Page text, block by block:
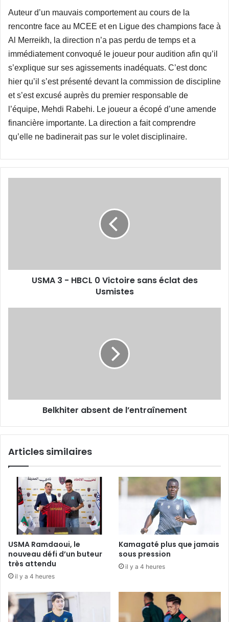
Auteur d’un mauvais comportement au cours de la
rencontre face au MCEE et en Ligue des champions face à
Al Merreikh, la direction n’a pas perdu de temps et a
immédiatement convoqué le joueur pour audition afin qu’il
s’explique sur ses agissements inadéquats. C’est donc
hier qu’il s’est présenté devant la commission de discipline
et s’est excusé auprès du premier responsable de
l’équipe, Mehdi Rabehi. Le joueur a écopé d’une amende
financière importante. La direction a fait comprendre
qu’elle ne badinerait pas sur le volet disciplinaire.
des
UsmistesUSMA 3 - HBCL 0 Victoire sans éclat des
Usmistes
Belkhiter absent de l’entraînement
Articles similaires
USMA Ramdaoui, le
nouveau défi d’un buteur
très attendu
il y a 4 heures
Kamagaté plus que jamais
sous pression
il y a 4 heures